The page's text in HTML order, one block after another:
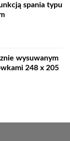
zł
spania typu
zł
wysuwanym
248 x 205